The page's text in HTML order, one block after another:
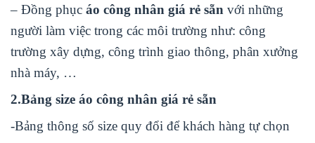
– Đồng phục áo công nhân giá rẻ sẵn với những
người làm việc trong các môi trường như: công
trường xây dựng, công trình giao thông, phân xưởng
nhà máy, …
2.Bảng size áo công nhân giá rẻ sẵn
-Bảng thông số size quy đổi để khách hàng tự chọn